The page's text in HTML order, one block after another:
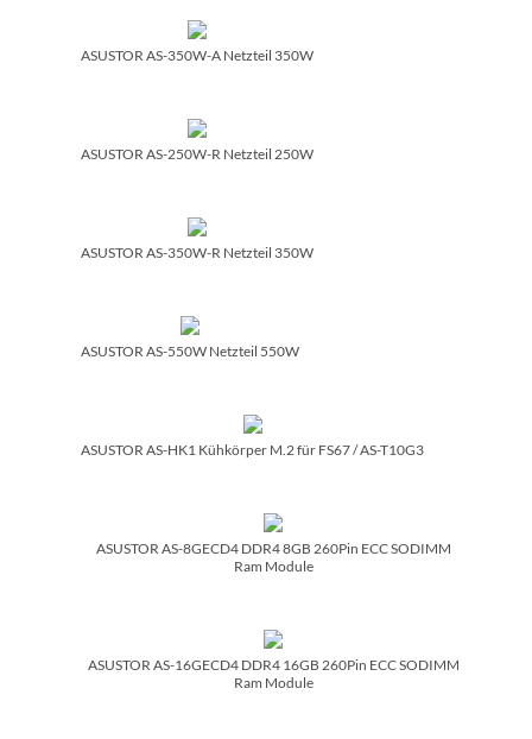
ASUSTOR AS-350W-A Netzteil 350W
ASUSTOR AS-250W-R Netzteil 250W
ASUSTOR AS-350W-R Netzteil 350W
ASUSTOR AS-550W Netzteil 550W
ASUSTOR AS-HK1 Kühkörper M.2 für FS67 /­ AS-T10G3
ASUSTOR AS-8GECD4 DDR4 8GB 260Pin ECC SODIMM
Ram Module
ASUSTOR AS-16GECD4 DDR4 16GB 260Pin ECC SODIMM
Ram Module